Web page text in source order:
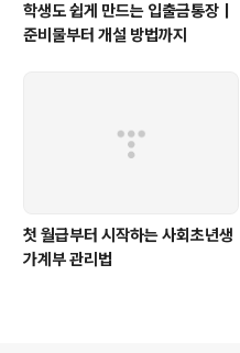
학생도 쉽게 만드는 입출금통장｜
준비물부터 개설 방법까지
첫 월급부터 시작하는 사회초년생
가계부 관리법